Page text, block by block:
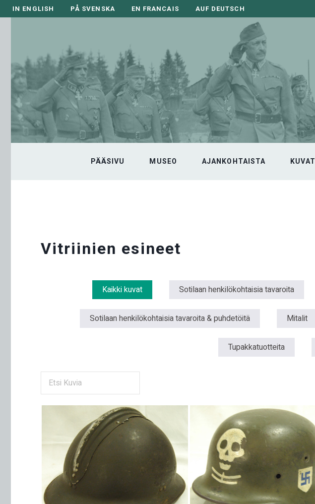
Siirry
sisältöön
IN ENGLISH PÅ SVENSKA EN FRANCAIS AUF DEUTSCH
PÄÄSIVU MUSEO AJANKOHTAISTA KUVAT
Vitriinien esineet
Kaikki kuvat Sotilaan henkilökohtaisia tavaroita
Sotilaan henkilökohtaisia tavaroita & puhdetöitä Mitalit
Tupakkatuotteita